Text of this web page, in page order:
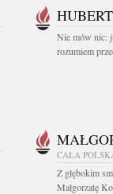
Nie mów nic:
rozumiem
CAŁA
Z głębokim
Małgorzatę